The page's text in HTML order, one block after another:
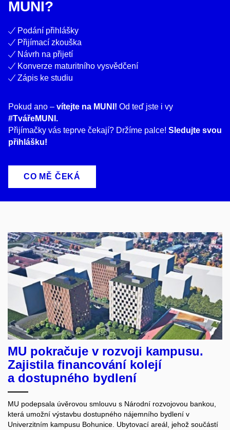
MUNI?
Podání přihlášky
Přijímací zkouška
Návrh na přijetí
Konverze maturitního vysvědčení
Zápis ke studiu
Pokud ano – vítejte na MUNI! Od teď jste i vy
#TvářeMUNI.
Přijímačky vás teprve čekají? Držíme palce! Sledujte svou
přihlášku!
CO MĚ ČEKÁ
MU pokračuje v rozvoji kampusu.
Zajistila financování kolejí
a dostupného bydlení
MU podepsala úvěrovou smlouvu s Národní rozvojovou bankou,
která umožní výstavbu dostupného nájemního bydlení v
Univerzitním kampusu Bohunice. Ubytovací areál, jehož součástí